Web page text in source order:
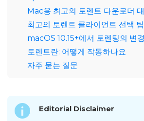
Mac용 최고의 토렌트 다운로더
최고의 토렌트 클라이언트 선택 팁
macOS 10.15+에서 토렌팅의 변
토렌트란: 어떻게 작동하나요
자주 묻는 질문
Editorial Disclaimer